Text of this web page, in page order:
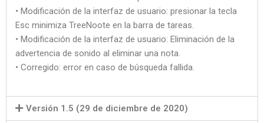
• Modificación de la interfaz de usuario: presionar la tecla
Esc minimiza TreeNoote en la barra de tareas.
• Modificación de la interfaz de usuario: Eliminación de la
advertencia de sonido al eliminar una nota.
• Corregido: error en caso de búsqueda fallida.
Versión 1.5 (29 de diciembre de 2020)